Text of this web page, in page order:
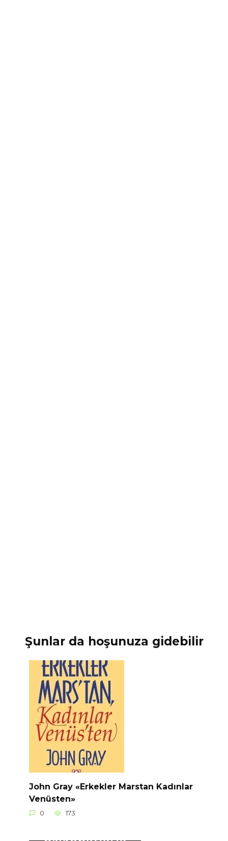
Şunlar da hoşunuza gidebilir
John Gray «Erkekler Marstan Kadınlar
Venüsten»
0 173